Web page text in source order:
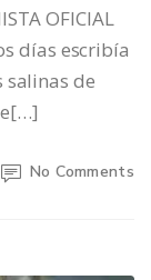
OFICIAL
días escribía
salinas de
No Comments